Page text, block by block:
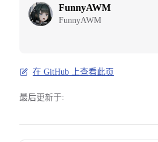
FunnyAWM
FunnyAWM
在 GitHub 上查看此页
最后更新于: